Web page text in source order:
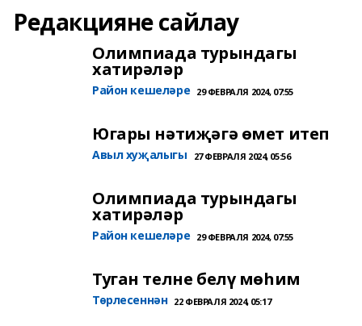
Редакцияне сайлау
Олимпиада турындагы
хатирәләр
Район кешеләре 29 ФЕВРАЛЯ 2024, 07:55
Югары нәтиҗәгә өмет итеп
Авыл хуҗалыгы 27 ФЕВРАЛЯ 2024, 05:56
Олимпиада турындагы
хатирәләр
Район кешеләре 29 ФЕВРАЛЯ 2024, 07:55
Туган телне белү мөһим
Төрлесеннән 22 ФЕВРАЛЯ 2024, 05:17